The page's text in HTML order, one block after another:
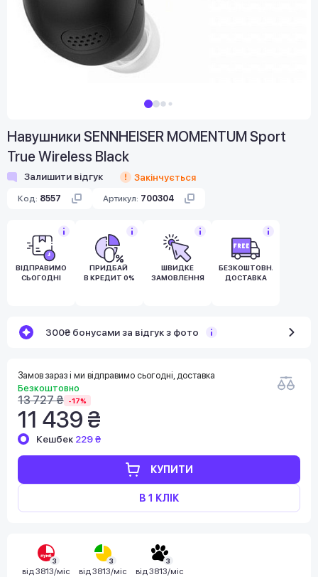
Навушники SENNHEISER MOMENTUM Sport
True Wireless Black
Залишити відгук Закінчується
Код: 8557 Артикул: 700304
ВІДПРАВИМО
СЬОГОДНІ
ПРИДБАЙ
В КРЕДИТ 0%
ШВИДКЕ
ЗАМОВЛЕННЯ
БЕЗКОШТОВНА
ДОСТАВКА
300₴ бонусами за відгук з фото
Замов зараз і ми відправимо сьогодні, доставка
Безкоштовно
13 727 ₴ -17%
11 439 ₴
КУПИТИ
В 1 КЛІК
Кешбек 229 ₴
3
від 3813/міс
3
від 3813/міс
3
від 3813/міс